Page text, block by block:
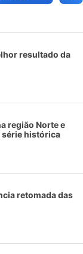
resultado da
região Norte e
série histórica
retomada das